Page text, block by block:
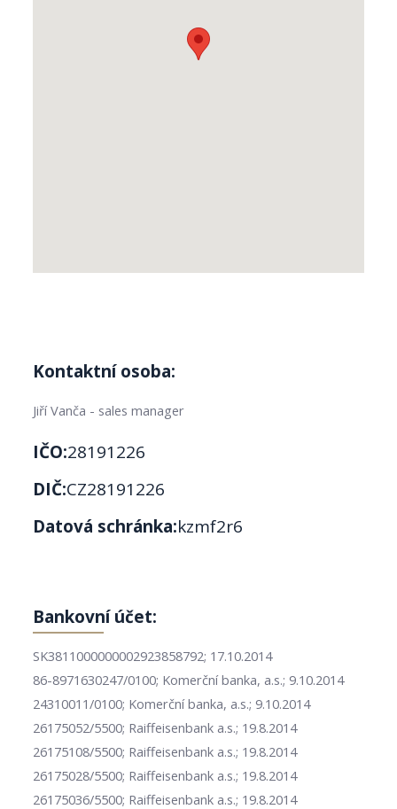
Kontaktní osoba:
Jiří Vanča - sales manager
IČO:28191226
DIČ:CZ28191226
Datová schránka:kzmf2r6
Bankovní účet:
SK3811000000002923858792; 17.10.2014
86-8971630247/0100; Komerční banka, a.s.; 9.10.2014
24310011/0100; Komerční banka, a.s.; 9.10.2014
26175052/5500; Raiffeisenbank a.s.; 19.8.2014
26175108/5500; Raiffeisenbank a.s.; 19.8.2014
26175028/5500; Raiffeisenbank a.s.; 19.8.2014
26175036/5500; Raiffeisenbank a.s.; 19.8.2014